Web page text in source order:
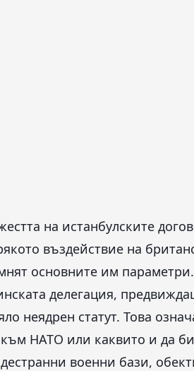
на истанбулските
въздействие на
основните им
делегация,
неядрен статут. Това
НАТО или каквито и да
военни бази,